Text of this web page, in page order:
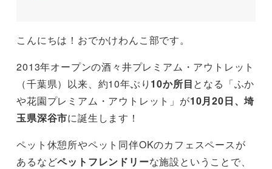
こんにちは！おでかけわんこ部です。
2013年オープンの酒々井プレミアム・アウトレット
（千葉県）以来、約10年ぶり 10か所目となる「ふか
や花園プレミアム・アウトレット」が10月20日、埼
玉県深谷市に誕生します！
ペット休憩所やペット同伴OKのカフェスペースが
あるなどペットフレンドリーな施設ということで、